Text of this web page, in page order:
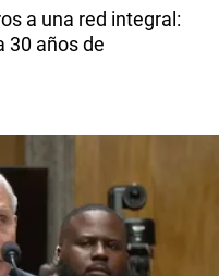
a una red integral:
30 años de